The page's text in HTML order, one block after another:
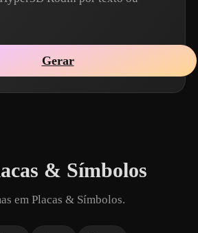
Gerar
& Símbolos
em Placas & Símbolos.